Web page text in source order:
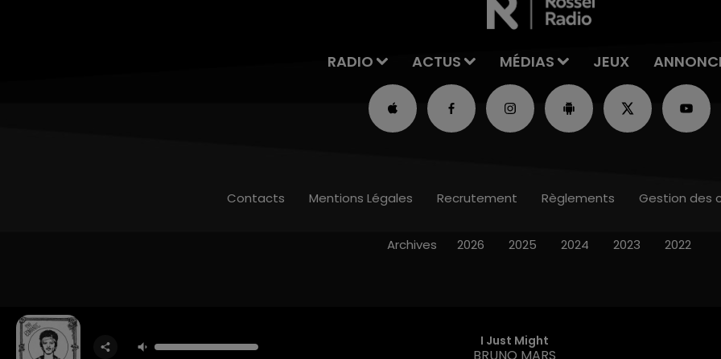
RADIO ACTUS MÉDIAS JEUX
I Just Might
BRUNO MARS
Contacts Mentions Légales Recrutement Règlements Gestion des
Archives 2026 2025 2024 2023 2022